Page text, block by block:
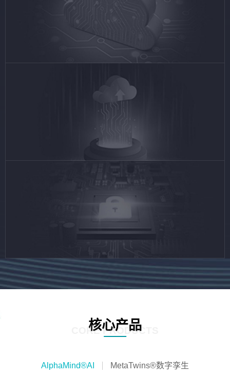
核心产品
CORE PRODUCTS
AlphaMind®AI MetaTwins®数字孪生